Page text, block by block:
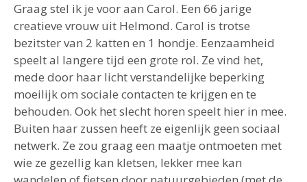
Graag stel ik je voor aan Carol. Een 66 jarige
creatieve vrouw uit Helmond. Carol is trotse
bezitster van 2 katten en 1 hondje. Eenzaamheid
speelt al langere tijd een grote rol. Ze vind het,
mede door haar licht verstandelijke beperking
moeilijk om sociale contacten te krijgen en te
behouden. Ook het slecht horen speelt hier in mee.
Buiten haar zussen heeft ze eigenlijk geen sociaal
netwerk. Ze zou graag een maatje ontmoeten met
wie ze gezellig kan kletsen, lekker mee kan